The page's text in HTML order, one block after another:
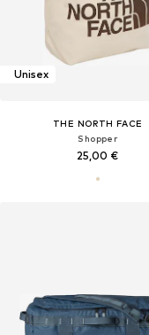
Unisex
THE NORTH FACE
Shopper
25,00 €